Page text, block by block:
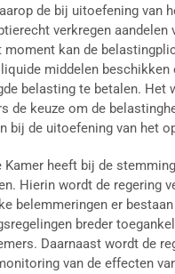
de bij uitoefening van
verkregen aandelen
moment kan de
middelen beschikken
belasting te betalen. Het
de keuze om de
bij de uitoefening van het
Kamer heeft bij de
Hierin wordt de regering
belemmeringen er
breder
Daarnaast wordt de
van de effecten